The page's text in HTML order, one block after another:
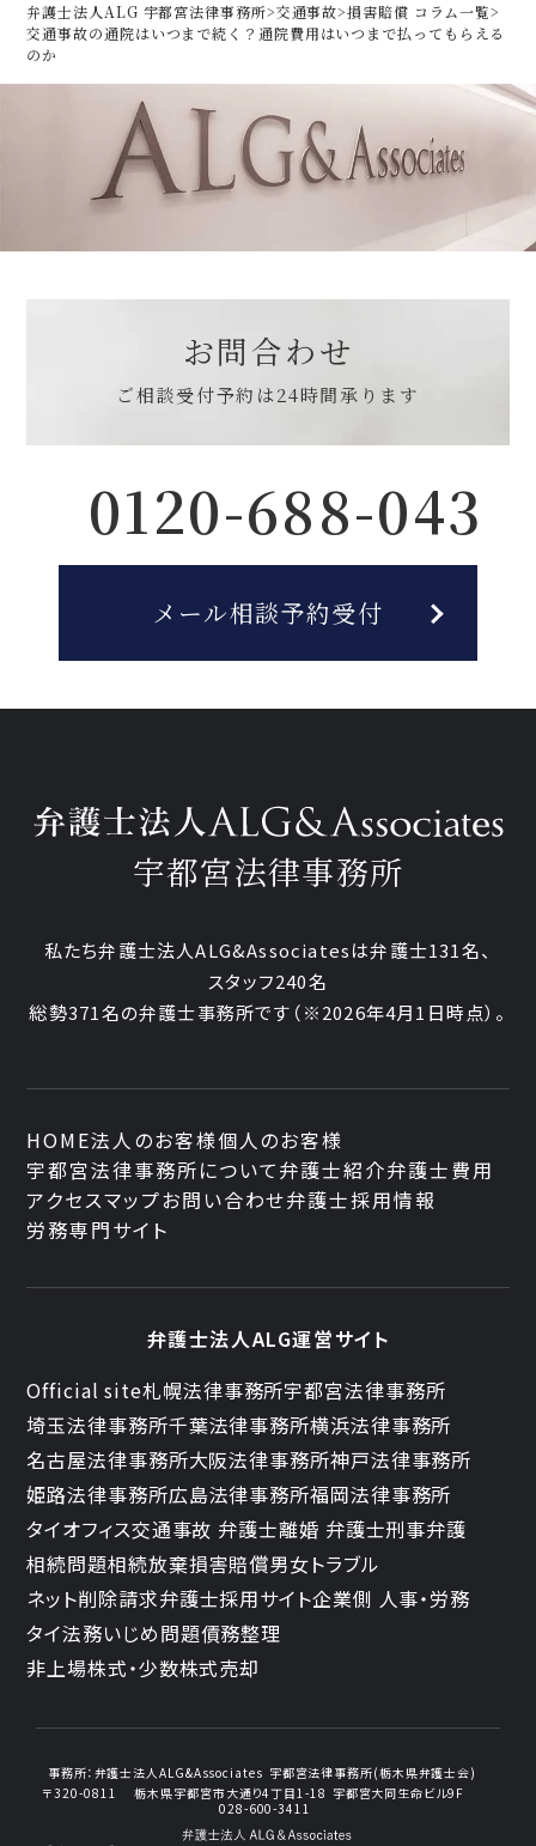
弁護士法人ALG 宇都宮法律事務所>交通事故>損害賠償 コラム一覧>
交通事故の通院はいつまで続く？通院費用はいつまで払ってもらえる
のか
お問合わせ
ご相談受付予約は24時間承ります
0120-688-043
メール相談予約受付
宇都宮法律事務所
私たち弁護士法人ALG&Associatesは弁護士131名、
スタッフ240名
総勢371名の弁護士事務所です （※2026年4月1日時点）。
HOME法人のお客様個人のお客様
宇都宮法律事務所について弁護士紹介弁護士費用
アクセスマップお問い合わせ弁護士採用情報
労務専門サイト
弁護士法人ALG運営サイト
Official site札幌法律事務所宇都宮法律事務所
埼玉法律事務所千葉法律事務所横浜法律事務所
名古屋法律事務所大阪法律事務所神戸法律事務所
姫路法律事務所広島法律事務所福岡法律事務所
タイオフィス交通事故 弁護士離婚 弁護士刑事弁護
相続問題相続放棄損害賠償男女トラブル
ネット削除請求弁護士採用サイト企業側 人事・労務
タイ法務いじめ問題債務整理
非上場株式・少数株式売却
事務所： 弁護士法人ALG&Associates 宇都宮法律事務所(栃木県弁護士会)
〒320-0811
栃木県宇都宮市大通り4丁目1-18 宇都宮大同生命ビル9F
028-600-3411